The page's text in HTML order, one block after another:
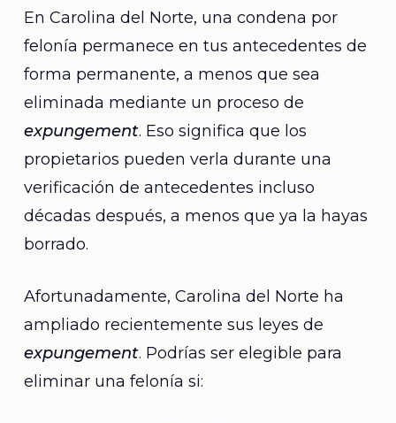
En Carolina del Norte, una condena por
felonía permanece en tus antecedentes de
forma permanente, a menos que sea
eliminada mediante un proceso de
expungement. Eso significa que los
propietarios pueden verla durante una
verificación de antecedentes incluso
décadas después, a menos que ya la hayas
borrado.
Afortunadamente, Carolina del Norte ha
ampliado recientemente sus leyes de
expungement. Podrías ser elegible para
eliminar una felonía si: